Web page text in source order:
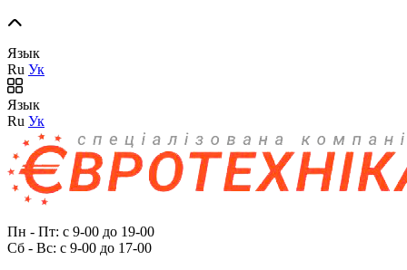
Язык
Ru Ук
Язык
Ru Ук
Пн - Пт: с 9-00 до 19-00
Сб - Вс: с 9-00 до 17-00